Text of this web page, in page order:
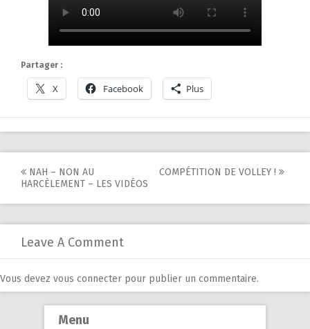
Partager :
X Facebook Plus
Post
navigation
NAH – NON AU
HARCÈLEMENT – LES VIDÉOS
COMPÉTITION DE VOLLEY !
Leave A Comment
Vous devez vous connecter pour publier un commentaire.
Menu